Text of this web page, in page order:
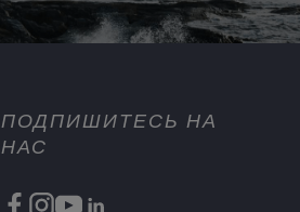
ПОДПИШИТЕСЬ НА
НАС